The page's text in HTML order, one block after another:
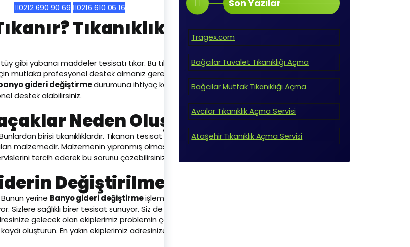
0212 690 90 69
0216 610 06 16
Tıkanıklık Nasıl
gibi yabancı maddeler tesisatı tıkar. Bu tıkanıklık çok ileri düzeye geldiği takdirde ise
mutlaka profesyonel destek almanız gerekiyor. Ayrıca tıkanıklığı gidermek için de bu
gideri değiştirmedurumuna ihtiyaç kalmasını engelliyor. Siz de firmamızı tercih
destek alabilirsiniz.
Neden Oluşur?
birisi tıkanıklıklardır. Tıkanan tesisat taşıyamadığı yük nedeniyle patlayacak,
malzemedir. Malzemenin yıpranmış olması ve kötü, kalitesiz olması bu soruna yol
tercih ederek bu sorunu çözebilirsiniz.
Değiştirilmesi Gerekir?
yerine Banyo gideri değiştirmeişlemi yapılması gerekir. Firmamızın özel servisleri
Sizlere sağlıklı birer tesisat sunuyor. Siz de daha detaylı bilgi almak için hemen
gelecek olan ekiplerimiz problemin çözülmesini sağlayacaktır. Daha detaylı bilgi
oluşturun. En yakın ekiplerimiz adresinize gelecek ve gider değişikliği işleminizi
Son Yazılar
Tragex.com
Bağcılar Tuvalet Tıkanıklığı Açma
Bağcılar Mutfak Tıkanıklığı Açma
Avcılar Tıkanıklık Açma Servisi
Ataşehir Tıkanıklık Açma Servisi